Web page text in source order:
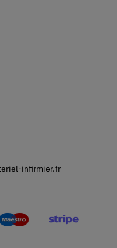
infirmier.fr